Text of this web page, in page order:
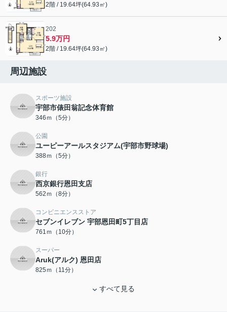
2階 / 19.64坪(64.93㎡)
202
5.9万円
2階 / 19.64坪(64.93㎡)
周辺施設
スポーツ施設
宇部市俵田翁記念体育館
346ｍ（5分）
公園
ユーピーアールスタジアム(宇部市野球場)
388ｍ（5分）
銀行
西京銀行恩田支店
562ｍ（8分）
コンビニエンスストア
セブンイレブン 宇部恩田町5丁目店
761ｍ（10分）
スーパー
Aruk(アルク) 恩田店
825ｍ（11分）
すべて見る